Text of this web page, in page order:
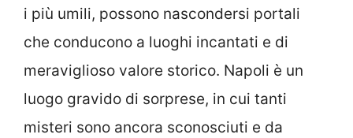
i più umili, possono nascondersi portali
che conducono a luoghi incantati e di
meraviglioso valore storico. Napoli è un
luogo gravido di sorprese, in cui tanti
misteri sono ancora sconosciuti e da